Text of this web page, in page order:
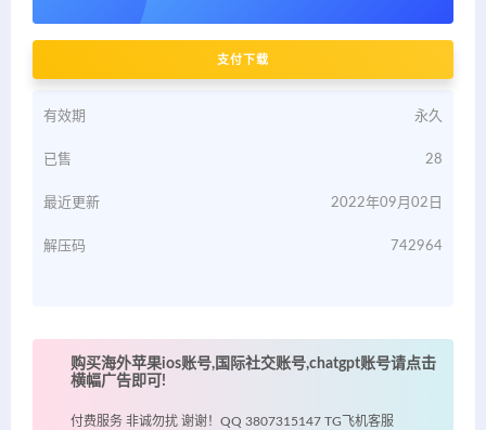
支付下载
有效期 永久
已售 28
最近更新 2022年09月02日
解压码 742964
购买海外苹果ios账号,国际社交账号,chatgpt账号请点击
横幅广告即可!
付费服务 非诚勿扰 谢谢！QQ 3807315147 TG飞机客服